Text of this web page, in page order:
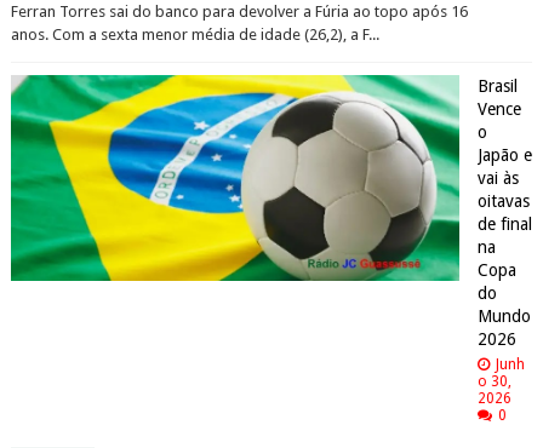
Ferran Torres sai do banco para devolver a Fúria ao topo após 16
anos. Com a sexta menor média de idade (26,2), a F...
Brasil
Vence
o
Japão e
vai às
oitavas
de final
na
Copa
do
Mundo
2026
Junh
o 30,
2026
0